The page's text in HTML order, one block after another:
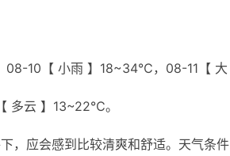
10【 小雨 】18~34℃，08-11【 大
多云 】13~22℃。
，应会感到比较清爽和舒适。天气条件